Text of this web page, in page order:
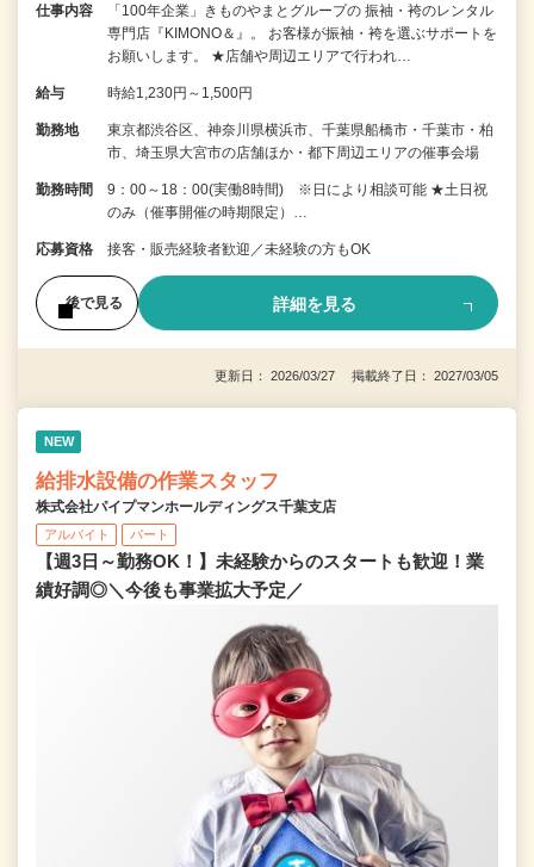
仕事内容
「100年企業」きものやまとグループの 振袖・袴のレンタル
専門店『KIMONO＆』。 お客様が振袖・袴を選ぶサポートを
お願いします。 ★店舗や周辺エリアで行われ…
給与 時給1,230円～1,500円
勤務地
東京都渋谷区、神奈川県横浜市、千葉県船橋市・千葉市・柏
市、埼玉県大宮市の店舗ほか・都下周辺エリアの催事会場
勤務時間
9：00～18：00(実働8時間) ※日により相談可能 ★土日祝
のみ（催事開催の時期限定）…
応募資格 接客・販売経験者歓迎／未経験の方もOK
後で見る 詳細を見る
更新日： 2026/03/27 掲載終了日： 2027/03/05
NEW
給排水設備の作業スタッフ
株式会社パイプマンホールディングス千葉支店
アルバイト パート
【週3日～勤務OK！】未経験からのスタートも歓迎！業
績好調◎＼今後も事業拡大予定／